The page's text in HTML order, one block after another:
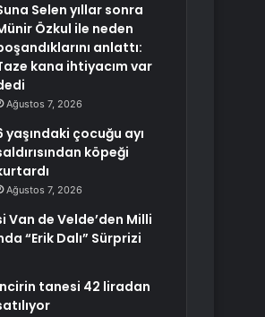
Selen yıllar sonra
Özkul ile neden
anlattı:
kana ihtiyacım var
Ağustos 7, 2026
yaşındaki çocuğu ayı
köpeği
Ağustos 7, 2026
Van de Velde’den Milli
“Erik Dalı” Sürprizi
tanesi 42 liradan